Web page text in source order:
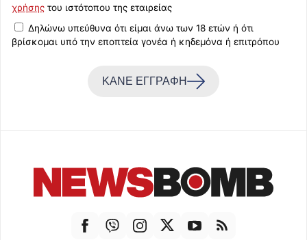
χρήσης του ιστότοπου της εταιρείας
Δηλώνω υπεύθυνα ότι είμαι άνω των 18 ετών ή ότι
βρίσκομαι υπό την εποπτεία γονέα ή κηδεμόνα ή επιτρόπου
ΚΑΝΕ ΕΓΓΡΑΦΗ